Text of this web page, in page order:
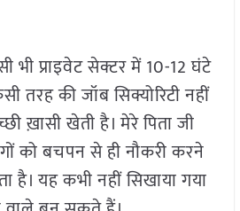
भी प्राइवेट सेक्टर में 10-12 घंटे
तरह की जॉब सिक्योरिटी नहीं
ख़ासी खेती है। मेरे पिता जी
को बचपन से ही नौकरी करने
है। यह कभी नहीं सिखाया गया